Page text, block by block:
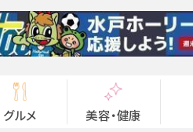
グルメ 美容・健康